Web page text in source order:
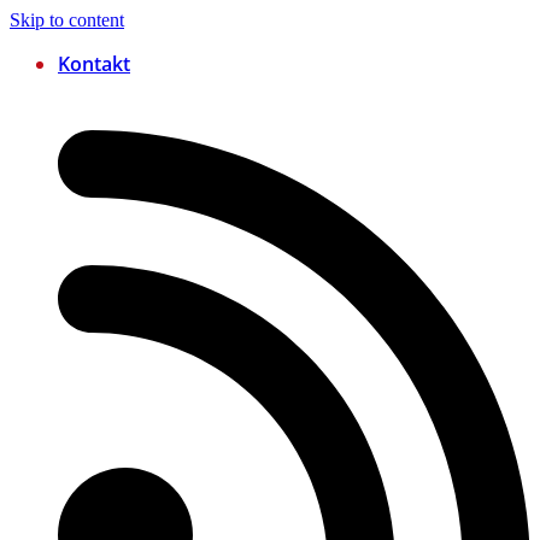
Skip to content
Kontakt